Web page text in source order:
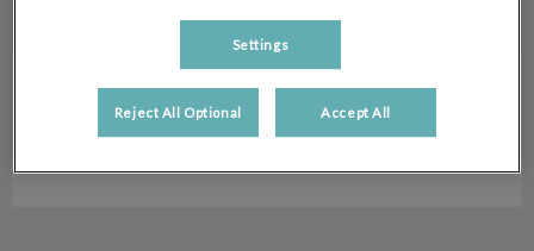
Miguel del ValleAdministración
Hospital Veterinario San Antón
Settings
Reject All Optional Accept All